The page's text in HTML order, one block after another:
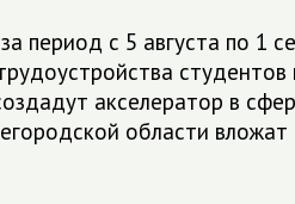
период с 5 августа по 1
студентов
акселератор в
области